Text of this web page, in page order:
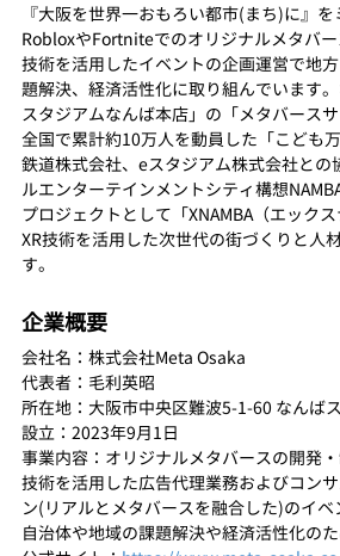
『大阪を世界一おもろい都市(まち)に』を
RobloxやFortniteでのオリジナルメタバ
技術を活用したイベントの企画運営で地
題解決、経済活性化に取り組んでいます
スタジアムなんば本店」の「メタバースサ
全国で累計約10万人を動員した「こども
鉄道株式会社、eスタジアム株式会社との
ルエンターテインメントシティ構想
プロジェクトとして「XNAMBA（エック
XR技術を活用した次世代の街づくりと人
す。
企業概要
会社名：株式会社Meta Osaka
代表者：毛利英昭
所在地：大阪市中央区難波5-1-60 なんば
設立：2023年9月1日
事業内容：オリジナルメタバースの開発
技術を活用した広告代理業務およびコン
ン(リアルとメタバースを融合した)のイ
自治体や地域の課題解決や経済活性化の